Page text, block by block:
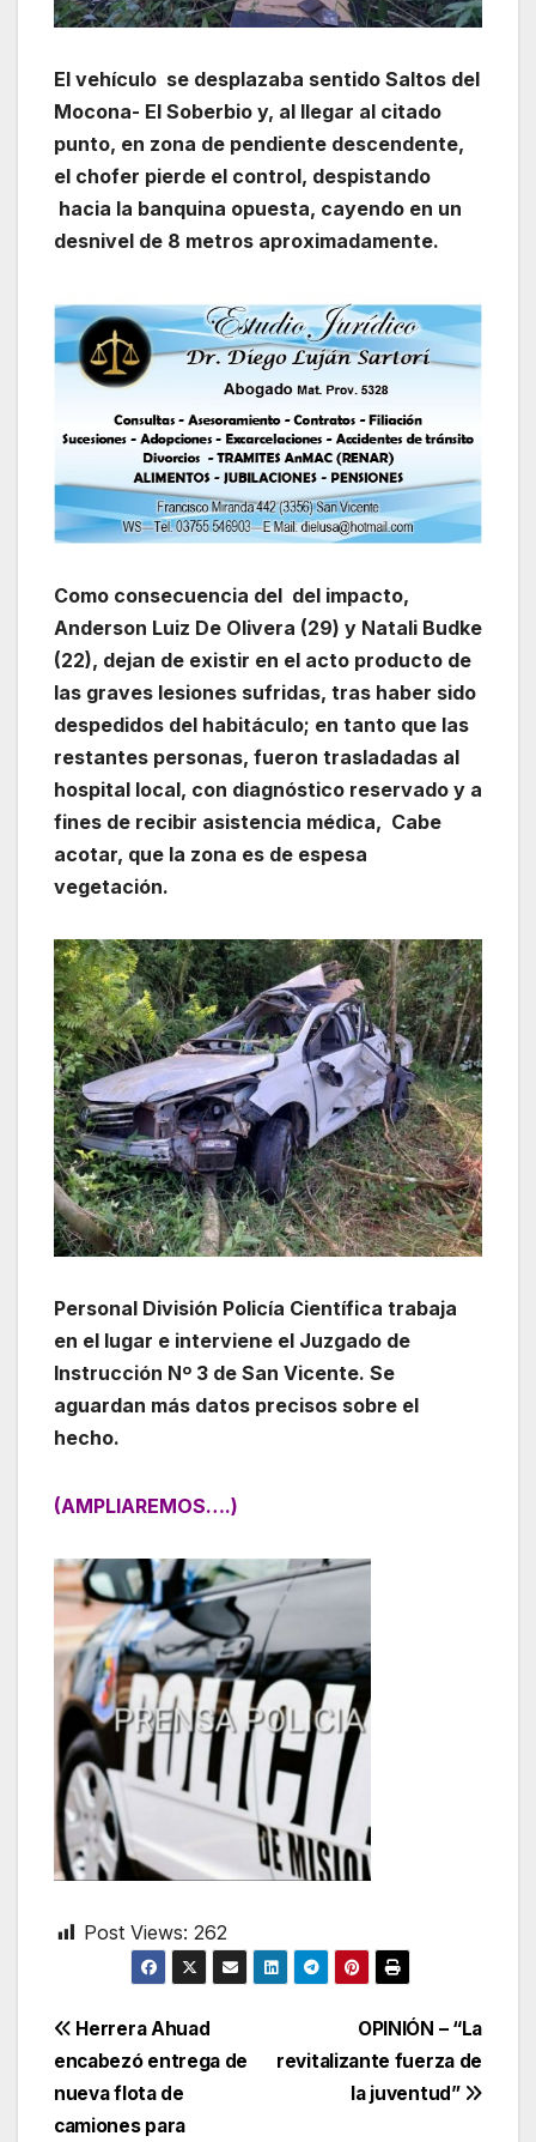
El vehículo se desplazaba sentido Saltos del
Mocona- El Soberbio y, al llegar al citado
punto, en zona de pendiente descendente,
el chofer pierde el control, despistando
hacia la banquina opuesta, cayendo en un
desnivel de 8 metros aproximadamente.
Como consecuencia del del impacto,
Anderson Luiz De Olivera (29) y Natali Budke
(22), dejan de existir en el acto producto de
las graves lesiones sufridas, tras haber sido
despedidos del habitáculo; en tanto que las
restantes personas, fueron trasladadas al
hospital local, con diagnóstico reservado y a
fines de recibir asistencia médica, Cabe
acotar, que la zona es de espesa
vegetación.
Personal División Policía Científica trabaja
en el lugar e interviene el Juzgado de
Instrucción Nº 3 de San Vicente. Se
aguardan más datos precisos sobre el
hecho.
(AMPLIAREMOS….)
Post Views: 262
Navegación
de
OPINIÓN – “La
revitalizante fuerza de
la juventud”
Herrera Ahuad
encabezó entrega de
nueva flota de
camiones para